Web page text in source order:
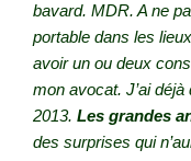
bavard. MDR. A ne
portable dans les
avoir un ou deux
mon avocat. J’ai
2013. Les grandes
des surprises qui